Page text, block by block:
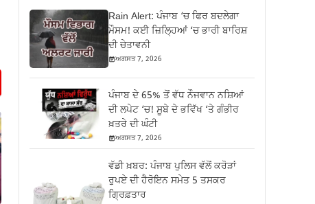
Rain Alert: ਪੰਜਾਬ ‘ਚ ਫਿਰ ਬਦਲੇਗਾ
ਮੌਸਮ! ਕਈ ਜ਼ਿਲ੍ਹਿਆਂ ‘ਚ ਭਾਰੀ ਬਾਰਿਸ਼
ਦੀ ਚੇਤਾਵਨੀ
ਅਗਸਤ 7, 2026
ਪੰਜਾਬ ਦੇ 65% ਤੋਂ ਵੱਧ ਨੌਜਵਾਨ ਨਸ਼ਿਆਂ
ਦੀ ਲਪੇਟ ‘ਚ! ਸੂਬੇ ਦੇ ਭਵਿੱਖ ‘ਤੇ ਗੰਭੀਰ
ਖ਼ਤਰੇ ਦੀ ਘੰਟੀ
ਅਗਸਤ 7, 2026
ਵੱਡੀ ਖ਼ਬਰ: ਪੰਜਾਬ ਪੁਲਿਸ ਵੱਲੋਂ ਕਰੋੜਾਂ
ਰੁਪਏ ਦੀ ਹੈਰੋਇਨ ਸਮੇਤ 5 ਤਸਕਰ
ਗ੍ਰਿਫ਼ਤਾਰ